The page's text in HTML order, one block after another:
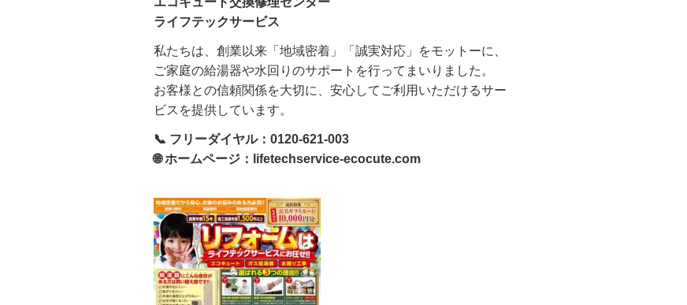
ライフテックサービス
私たちは、創業以来「地域密着」「誠実対応」をモットーに、
ご家庭の給湯器や水回りのサポートを行ってまいりました。
お客様との信頼関係を大切に、安心してご利用いただけるサー
ビスを提供しています。
📞 フリーダイヤル：0120-621-003
🌐ホームページ： lifetechservice-ecocute.com